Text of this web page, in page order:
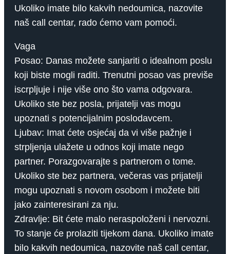
Ukoliko imate bilo kakvih nedoumica, nazovite
naš call centar, rado ćemo vam pomoći.
Vaga
Posao: Danas možete sanjariti o idealnom poslu
koji biste mogli raditi. Trenutni posao vas previše
iscrpljuje i nije više ono što vama odgovara.
Ukoliko ste bez posla, prijatelji vas mogu
upoznati s potencijalnim poslodavcem.
Ljubav: Imat ćete osjećaj da vi više pažnje i
strpljenja ulažete u odnos koji imate nego
partner. Porazgovarajte s partnerom o tome.
Ukoliko ste bez partnera, večeras vas prijatelji
mogu upoznati s novom osobom i možete biti
jako zainteresirani za nju.
Zdravlje: Bit ćete malo neraspoloženi i nervozni.
To stanje će prolaziti tijekom dana. Ukoliko imate
bilo kakvih nedoumica, nazovite naš call centar,